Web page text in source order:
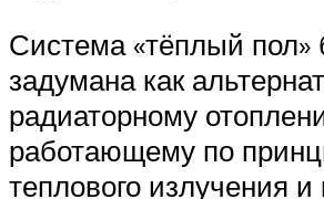
Система «тёплый пол»
задумана как
радиаторному
работающему по
теплового излучения и